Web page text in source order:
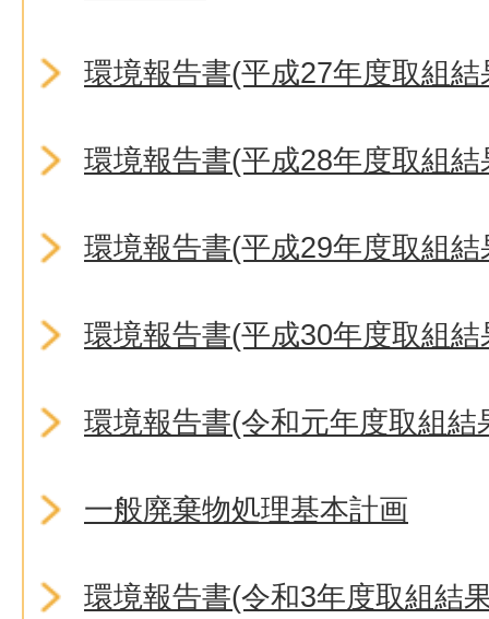
環境報告書(平成27年度取組結
環境報告書(平成28年度取組結
環境報告書(平成29年度取組結
環境報告書(平成30年度取組結
環境報告書(令和元年度取組結
一般廃棄物処理基本計画
環境報告書(令和3年度取組結